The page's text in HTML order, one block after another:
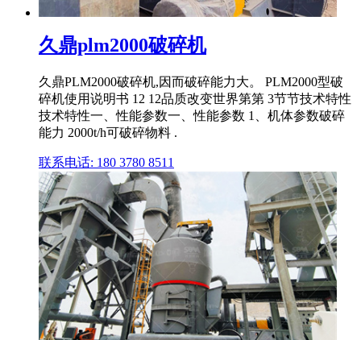
久鼎plm2000破碎机
久鼎PLM2000破碎机,因而破碎能力大。 PLM2000型破
碎机使用说明书 12 12品质改变世界第第 3节节技术特性
技术特性一、性能参数一、性能参数 1、机体参数破碎
能力 2000t/h可破碎物料 .
联系电话: 180 3780 8511